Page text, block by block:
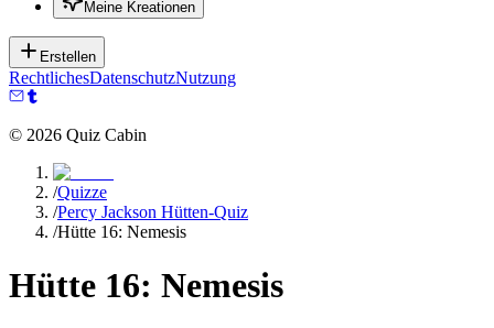
Meine Kreationen
Erstellen
RechtlichesDatenschutzNutzung
© 2026 Quiz Cabin
/Quizze
/Percy Jackson Hütten-Quiz
/Hütte 16: Nemesis
Hütte 16: Nemesis